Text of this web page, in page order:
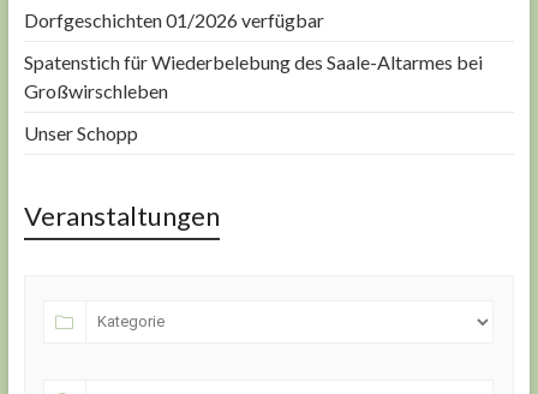
Dorfgeschichten 01/2026 verfügbar
Spatenstich für Wiederbelebung des Saale-Altarmes bei
Großwirschleben
Unser Schopp
Veranstaltungen